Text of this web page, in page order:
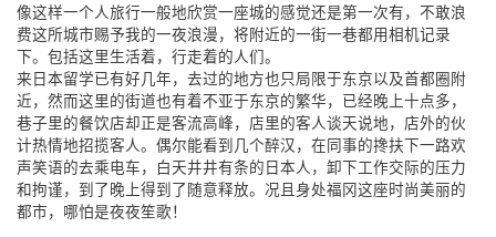
像这样一个人旅行一般地欣赏一座城的感觉还是第一次有，不敢浪
费这所城市赐予我的一夜浪漫，将附近的一街一巷都用相机记录
下。包括这里生活着，行走着的人们。
来日本留学已有好几年，去过的地方也只局限于东京以及首都圈附
近，然而这里的街道也有着不亚于东京的繁华，已经晚上十点多，
巷子里的餐饮店却正是客流高峰，店里的客人谈天说地，店外的伙
计热情地招揽客人。偶尔能看到几个醉汉，在同事的搀扶下一路欢
声笑语的去乘电车，白天井井有条的日本人，卸下工作交际的压力
和拘谨，到了晚上得到了随意释放。况且身处福冈这座时尚美丽的
都市，哪怕是夜夜笙歌！